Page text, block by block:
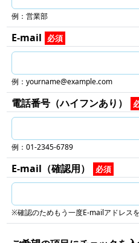
例：営業部
E-mail 必須
例：yourname@example.com
電話番号（ハイフンあり）
例：01-2345-6789
E-mail（確認用） 必須
※確認のためもう一度E-mailアドレス